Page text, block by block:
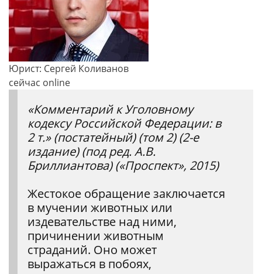
Юрист: Сергей Коливанов
сейчас online
«Комментарий к Уголовному
кодексу Российской Федерации: в
2 т.» (постатейный) (том 2) (2-е
издание) (под ред. А.В.
Бриллиантова) («Проспект», 2015)
Жестокое обращение заключается
в мучении животных или
издевательстве над ними,
причинении животным
страданий. Оно может
выражаться в побоях,